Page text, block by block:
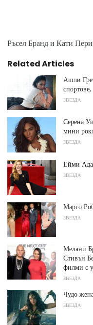
Ръсел Бранд и Кати Пери
Related Articles
Ашли
ЗВЕЗДА
Серена
мини
ЗВЕЗДА
Ейми
ЗВЕЗДА
Марго
ЗВЕЗДА
Мелани
Стивън
филми с
ЗВЕЗДА
Чудо
ЗВЕЗДА